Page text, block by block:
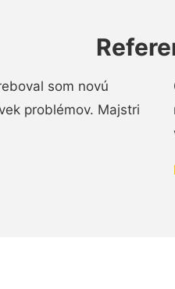
som novú
problémov. Majstri